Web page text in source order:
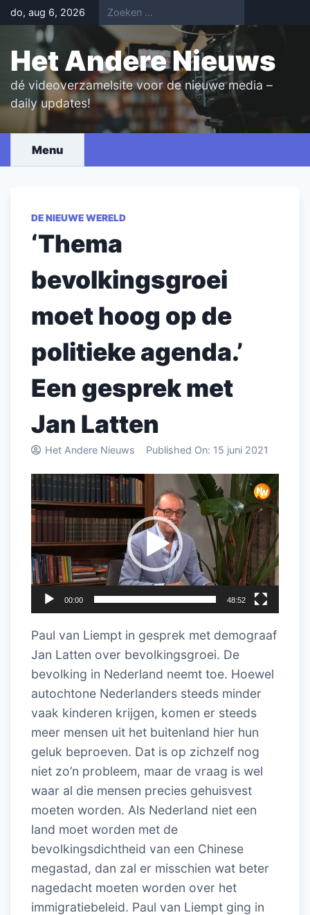
Skip
to
content
do, aug 6, 2026
Het Andere Nieuws
dé videoverzamelsite voor de nieuwe media –
daily updates!
Menu
DE NIEUWE WERELD
‘Thema
bevolkingsgroei
moet hoog op de
politieke agenda.’
Een gesprek met
Jan Latten
Het Andere Nieuws Published On: 15 juni 2021
Videospeler
00:00 48:52
Paul van Liempt in gesprek met demograaf
Jan Latten over bevolkingsgroei. De
bevolking in Nederland neemt toe. Hoewel
autochtone Nederlanders steeds minder
vaak kinderen krijgen, komen er steeds
meer mensen uit het buitenland hier hun
geluk beproeven. Dat is op zichzelf nog
niet zo’n probleem, maar de vraag is wel
waar al die mensen precies gehuisvest
moeten worden. Als Nederland niet een
land moet worden met de
bevolkingsdichtheid van een Chinese
megastad, dan zal er misschien wat beter
nagedacht moeten worden over het
immigratiebeleid. Paul van Liempt ging in